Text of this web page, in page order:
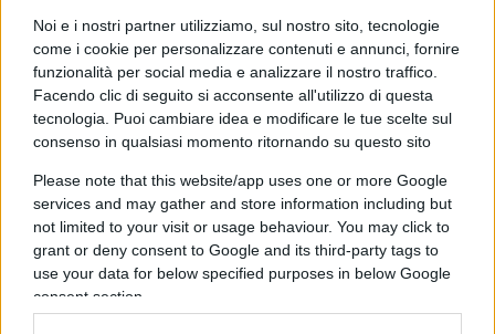
Noi e i nostri partner utilizziamo, sul nostro sito, tecnologie
come i cookie per personalizzare contenuti e annunci, fornire
funzionalità per social media e analizzare il nostro traffico.
Facendo clic di seguito si acconsente all'utilizzo di questa
tecnologia. Puoi cambiare idea e modificare le tue scelte sul
consenso in qualsiasi momento ritornando su questo sito
Please note that this website/app uses one or more Google
services and may gather and store information including but
not limited to your visit or usage behaviour. You may click to
grant or deny consent to Google and its third-party tags to
use your data for below specified purposes in below Google
consent section.
cruciali sulla reale efficacia di UNIFIL, la forza di
pace delle Nazioni Unite presente sul confine tra
Israele e Libanoda ben 46 anni. Tunnel, armi e
mezzi diHezbollahnon avrebbero dovuto trovarsi
lì, a poche centinaia di metri dal confine.
Istituita nel 1978, UNIFIL aveva il compito di
monitorare il cessate il fuoco e prevenire una
escalation tra Israele e le fazioni libanesi, un ruolo
ampliato con la Risoluzione del Consiglio di
Sicurezza Onu 1701, adottata il 12 agosto 2006, al